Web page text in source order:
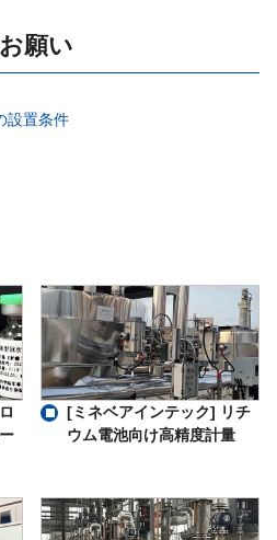
願い
設置条件
[ミネベアインテック] リチ
ウム電池向け高精度計量